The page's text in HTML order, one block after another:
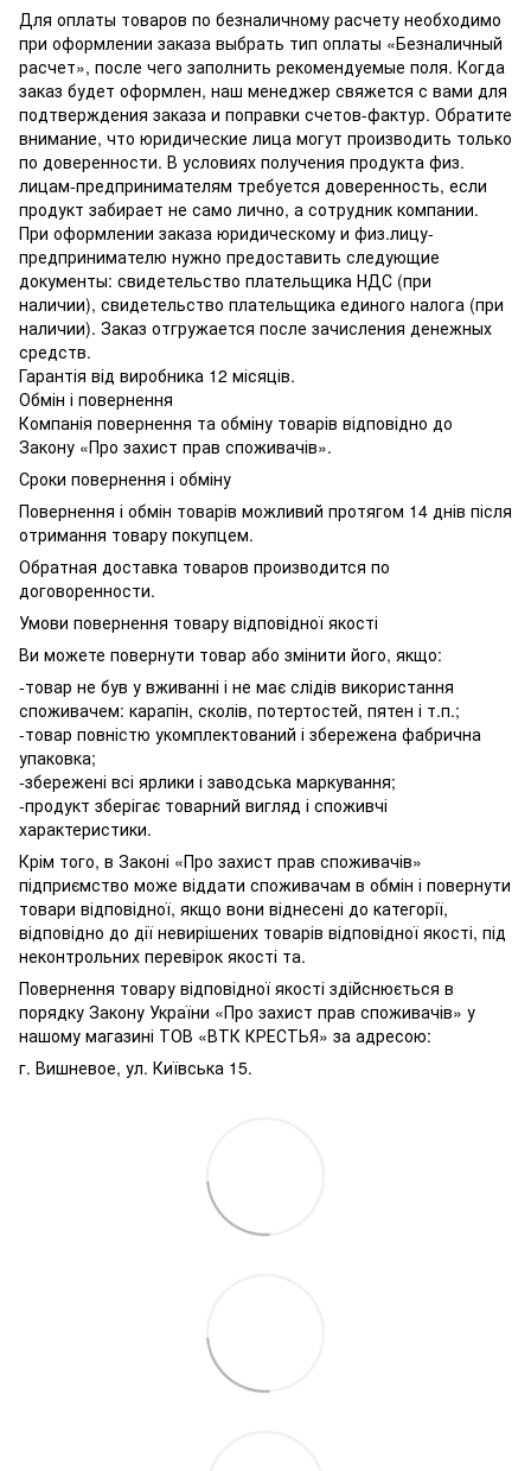
Для оплаты товаров по безналичному расчету необходимо
при оформлении заказа выбрать тип оплаты «Безналичный
расчет», после чего заполнить рекомендуемые поля. Когда
заказ будет оформлен, наш менеджер свяжется с вами для
подтверждения заказа и поправки счетов-фактур. Обратите
внимание, что юридические лица могут производить только
по доверенности. В условиях получения продукта физ.
лицам-предпринимателям требуется доверенность, если
продукт забирает не само лично, а сотрудник компании.
При оформлении заказа юридическому и физ.лицу-
предпринимателю нужно предоставить следующие
документы: свидетельство плательщика НДС (при
наличии), свидетельство плательщика единого налога (при
наличии). Заказ отгружается после зачисления денежных
средств.
Гарантія від виробника 12 місяців.
Обмін і повернення
Компанія повернення та обміну товарів відповідно до
Закону «Про захист прав споживачів».
Сроки повернення і обміну
Повернення і обмін товарів можливий протягом 14 днів після
отримання товару покупцем.
Обратная доставка товаров производится по
договоренности.
Умови повернення товару відповідної якості
Ви можете повернути товар або змінити його, якщо:
-товар не був у вживанні і не має слідів використання
споживачем: карапін, сколів, потертостей, пятен і т.п.;
-товар повністю укомплектований і збережена фабрична
упаковка;
-збережені всі ярлики і заводська маркування;
-продукт зберігає товарний вигляд і споживчі
характеристики.
Крім того, в Законі «Про захист прав споживачів»
підприємство може віддати споживачам в обмін і повернути
товари відповідної, якщо вони віднесені до категорії,
відповідно до дії невирішених товарів відповідної якості, під
неконтрольних перевірок якості та.
Повернення товару відповідної якості здійснюється в
порядку Закону України «Про захист прав споживачів» у
нашому магазині ТОВ «ВТК КРЕСТЬЯ» за адресою:
г. Вишневое, ул. Київська 15.